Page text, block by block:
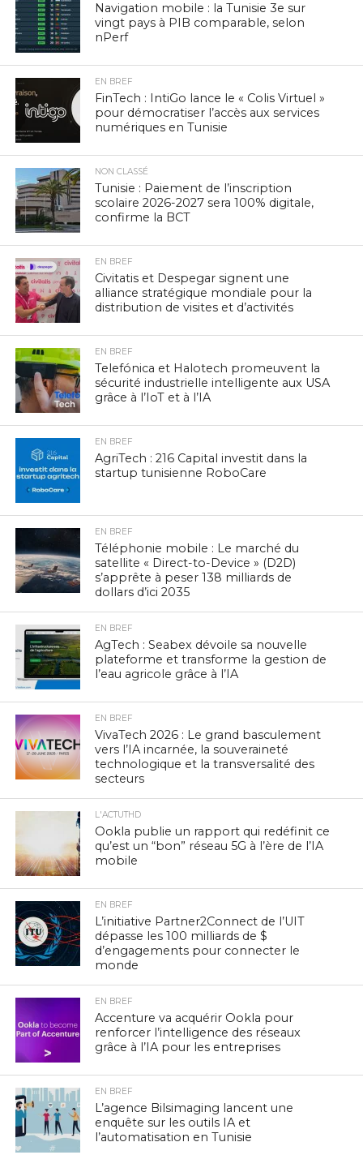
Navigation mobile : la Tunisie 3e sur
vingt pays à PIB comparable, selon
nPerf
EN BREF
FinTech : IntiGo lance le « Colis Virtuel »
pour démocratiser l’accès aux services
numériques en Tunisie
NON CLASSÉ
Tunisie : Paiement de l’inscription
scolaire 2026-2027 sera 100% digitale,
confirme la BCT
EN BREF
Civitatis et Despegar signent une
alliance stratégique mondiale pour la
distribution de visites et d’activités
EN BREF
Telefónica et Halotech promeuvent la
sécurité industrielle intelligente aux USA
grâce à l’IoT et à l’IA
EN BREF
AgriTech : 216 Capital investit dans la
startup tunisienne RoboCare
EN BREF
Téléphonie mobile : Le marché du
satellite « Direct-to-Device » (D2D)
s’apprête à peser 138 milliards de
dollars d’ici 2035
EN BREF
AgTech : Seabex dévoile sa nouvelle
plateforme et transforme la gestion de
l’eau agricole grâce à l’IA
EN BREF
VivaTech 2026 : Le grand basculement
vers l’IA incarnée, la souveraineté
technologique et la transversalité des
secteurs
L'ACTUTHD
Ookla publie un rapport qui redéfinit ce
qu’est un “bon” réseau 5G à l’ère de l’IA
mobile
EN BREF
L’initiative Partner2Connect de l’UIT
dépasse les 100 milliards de $
d’engagements pour connecter le
monde
EN BREF
Accenture va acquérir Ookla pour
renforcer l’intelligence des réseaux
grâce à l’IA pour les entreprises
EN BREF
L’agence Bilsimaging lancent une
enquête sur les outils IA et
l’automatisation en Tunisie